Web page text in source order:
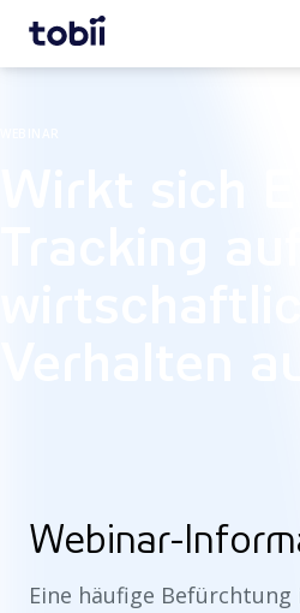
Startseite
Webinar-
Eine häufige Befürchtung